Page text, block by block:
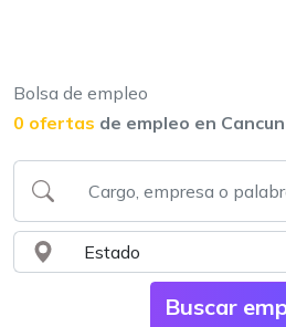
Bolsa de empleo
0 ofertas de empleo en Cancun